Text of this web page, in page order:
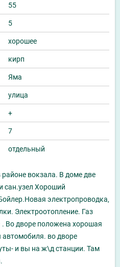
55
5
хорошее
кирп
Яма
улица
+
7
отдельный
вокзала. В доме две
сан.узел Хороший
электропроводка,
Электроотопление. Газ
Во дворе положена хорошая
автомобиля. во дворе
и вы на ж\д станции. Там